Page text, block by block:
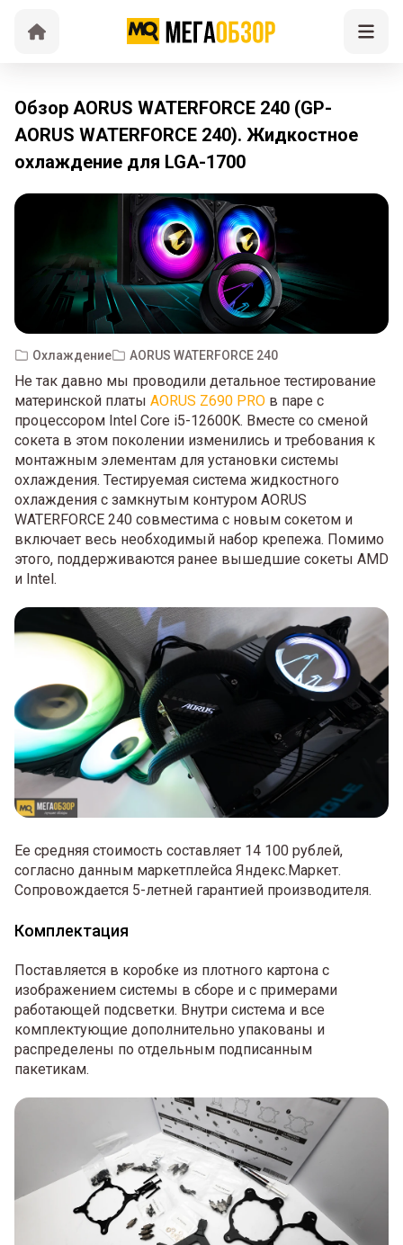
Обзор AORUS WATERFORCE 240 (GP-
AORUS WATERFORCE 240). Жидкостное
охлаждение для LGA-1700
Охлаждение AORUS WATERFORCE 240
Не так давно мы проводили детальное тестирование
материнской платы AORUS Z690 PRO в паре с
процессором Intel Core i5-12600K. Вместе со сменой
сокета в этом поколении изменились и требования к
монтажным элементам для установки системы
охлаждения. Тестируемая система жидкостного
охлаждения с замкнутым контуром AORUS
WATERFORCE 240 совместима с новым сокетом и
включает весь необходимый набор крепежа. Помимо
этого, поддерживаются ранее вышедшие сокеты AMD
и Intel.
Ее средняя стоимость составляет 14 100 рублей,
согласно данным маркетплейса Яндекс.Маркет.
Сопровождается 5-летней гарантией производителя.
Комплектация
Поставляется в коробке из плотного картона с
изображением системы в сборе и с примерами
работающей подсветки. Внутри система и все
комплектующие дополнительно упакованы и
распределены по отдельным подписанным
пакетикам.